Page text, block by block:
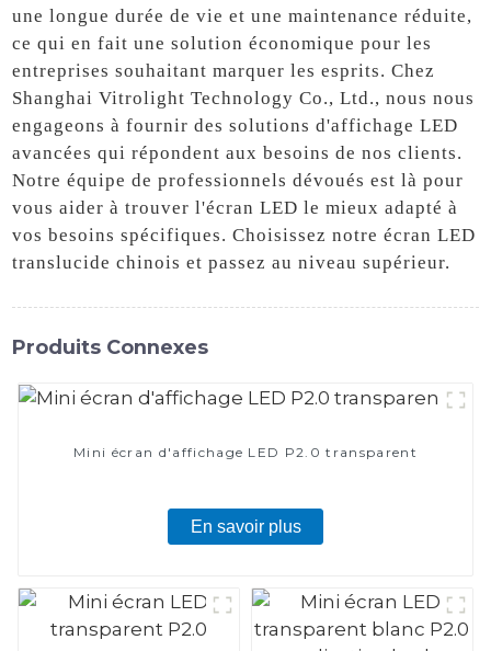
une longue durée de vie et une maintenance réduite,
ce qui en fait une solution économique pour les
entreprises souhaitant marquer les esprits. Chez
Shanghai Vitrolight Technology Co., Ltd., nous nous
engageons à fournir des solutions d'affichage LED
avancées qui répondent aux besoins de nos clients.
Notre équipe de professionnels dévoués est là pour
vous aider à trouver l'écran LED le mieux adapté à
vos besoins spécifiques. Choisissez notre écran LED
translucide chinois et passez au niveau supérieur.
Produits Connexes
Mini écran d'affichage LED P2.0 transparent
En savoir plus